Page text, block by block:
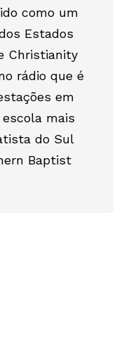
como um
Estados
Christianity
rádio que é
em
mais
do Sul
Baptist